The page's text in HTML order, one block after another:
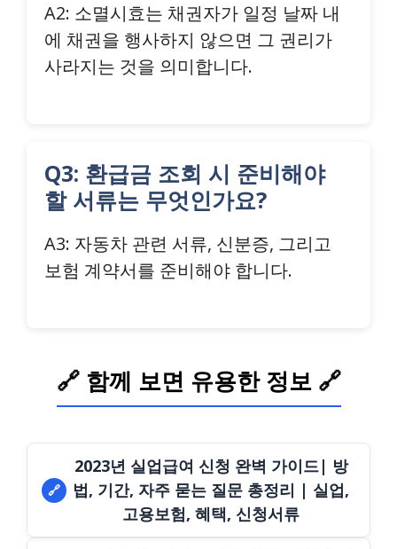
A2: 소멸시효는 채권자가 일정 날짜 내
에 채권을 행사하지 않으면 그 권리가
사라지는 것을 의미합니다.
Q3: 환급금 조회 시 준비해야
할 서류는 무엇인가요?
A3: 자동차 관련 서류, 신분증, 그리고
보험 계약서를 준비해야 합니다.
🔗 함께 보면 유용한 정보 🔗
🔗
2023년 실업급여 신청 완벽 가이드| 방
법, 기간, 자주 묻는 질문 총정리 | 실업,
고용보험, 혜택, 신청서류